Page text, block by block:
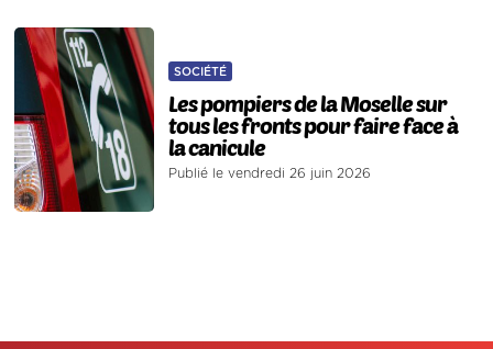
SOCIÉTÉ
Les pompiers de la Moselle sur
tous les fronts pour faire face à
la canicule
Publié le vendredi 26 juin 2026